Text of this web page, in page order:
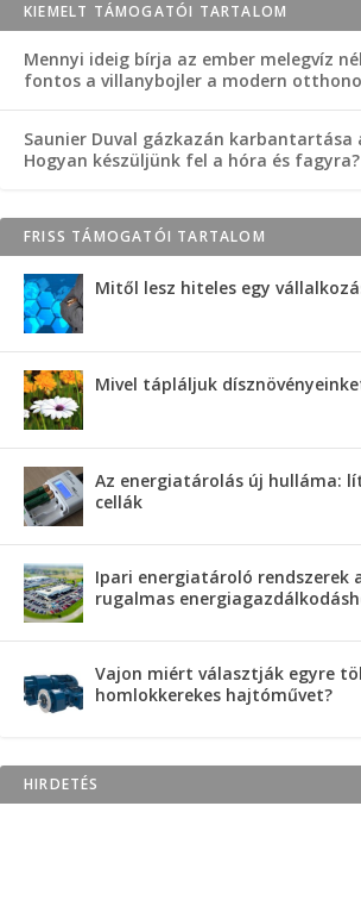
KIEMELT TÁMOGATÓI TARTALOM
Mennyi ideig bírja az ember melegvíz
fontos a villanybojler a modern
Saunier Duval gázkazán
Hogyan készüljünk fel a hóra és fagyra?
FRISS TÁMOGATÓI TARTALOM
Mitől lesz hiteles egy
Mivel tápláljuk
Az energiatárolás új hulláma:
cellák
Ipari energiatároló
rugalmas
Vajon miért választják egyre
homlokkerekes hajtóművet?
HIRDETÉS